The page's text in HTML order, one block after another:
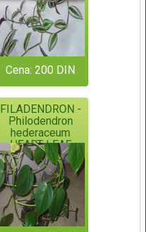
Cena: 200 DIN
FILADENDRON -
Philodendron
hederaceum
HEART-LEAF